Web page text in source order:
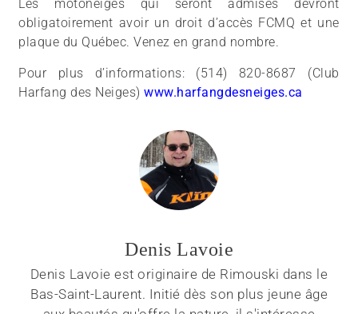
Les motoneiges qui seront admises devront
obligatoirement avoir un droit d’accès FCMQ et une
plaque du Québec. Venez en grand nombre.
Pour plus d’informations: (514) 820-8687 (Club
Harfang des Neiges)www.harfangdesneiges.ca
Denis Lavoie
Denis Lavoie est originaire de Rimouski dans le
Bas-Saint-Laurent. Initié dès son plus jeune âge